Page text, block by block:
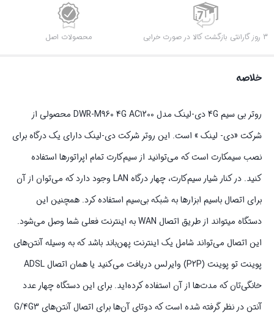
3 روز گارانتی بازگشت کالا در صورت خرابی محصولات اصل
خلاصه
روتر بی سیم 4G دی-لینک مدل DWR-M960 4G AC1200 محصولی از
شرکت «دی- لینک » است. این روتر شرکت دی‌-لینک دارای یک درگاه برای
نصب سیم‎کارت است که می‌توانید از سیم‌کارت تمام اپراتورها استفاده
کنید. در کنار شیار سیم‌کارت، چهار درگاه LAN وجود دارد که می‌توان از آن
برای اتصال باسیم ابزارها به شبکه بی‌سیم استفاده کرد. همچنین این
دستگاه می‎تواند از طریق اتصال WAN به اینترنت فعلی شما وصل می‌شود.
این اتصال می‌تواند شامل یک اینترنت پهن‌باند باشد که به وسیله‌ آنتن‌های
پوینت تو پوینت (P2P) وایرلس دریافت می‌کنید یا همان اتصال ADSL
خانگی‌تان که مدت‌ها از آن استفاده کرده‌اید. برای این دستگاه چهار عدد
آنتن در نظر گرفته شده است که دوتای آن‌ها برای اتصال آنتن‌های G/4G3